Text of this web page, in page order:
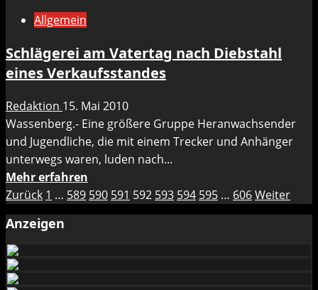
–
Einbruch
Einfamilienhaus
Allgemein
Schlägerei am Vatertag nach Diebstahl
eines Verkaufsstandes
Redaktion 15. Mai 2010
Wassenberg.- Eine größere Gruppe Heranwachsender
und Jugendliche, die mit einem Trecker und Anhänger
unterwegs waren, luden nach...
Mehr erfahren
Informationen
über
Seitennummerierung
der
Beiträge
Zurück 1 … 589 590 591 592 593 594 595 … 606Weiter
Anzeigen